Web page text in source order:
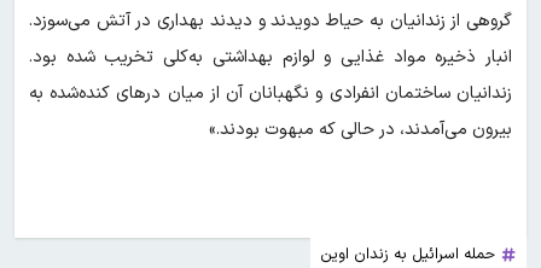
گروهی از زندانیان به حیاط دویدند و دیدند بهداری در آتش می‌سوزد.
انبار ذخیره مواد غذایی و لوازم بهداشتی به‌کلی تخریب شده بود.
زندانیان ساختمان انفرادی و نگهبانان آن از میان درهای کنده‌شده به
بیرون می‌آمدند، در حالی که مبهوت بودند.»
حمله اسرائیل به زندان اوین